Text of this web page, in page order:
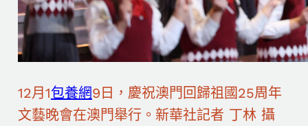
12月1包養網9日，慶祝澳門回歸祖國25周年
文藝晚會在澳門舉行。新華社記者 丁林 攝